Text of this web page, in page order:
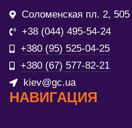
Соломенская пл. 2, 505
+38 (044) 495-54-24
+380 (95) 525-04-25
+380 (67) 577-82-21
kiev@gc.ua
НАВИГАЦИЯ